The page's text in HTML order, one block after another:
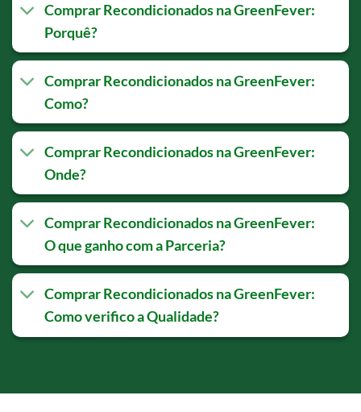
Comprar Recondicionados na GreenFever:
Porquê?
Comprar Recondicionados na GreenFever:
Como?
Comprar Recondicionados na GreenFever:
Onde?
Comprar Recondicionados na GreenFever:
O que ganho com a Parceria?
Comprar Recondicionados na GreenFever:
Como verifico a Qualidade?